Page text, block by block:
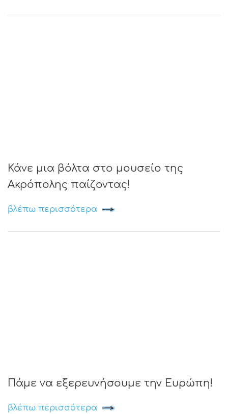
Κάνε μια βόλτα στο μουσείο της
Ακρόπολης παίζοντας!
βλέπω περισσότερα
Πάμε να εξερευνήσουμε την Ευρώπη!
βλέπω περισσότερα